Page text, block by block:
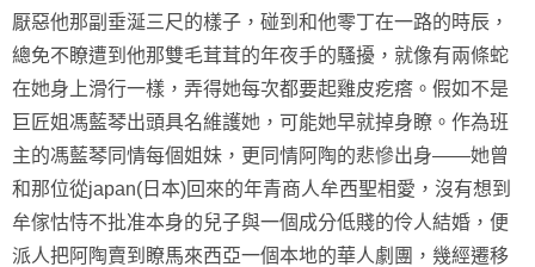
厭惡他那副垂涎三尺的樣子，碰到和他零丁在一路的時辰，
總免不瞭遭到他那雙毛茸茸的年夜手的騷擾，就像有兩條蛇
在她身上滑行一樣，弄得她每次都要起雞皮疙瘩。假如不是
巨匠姐馮藍琴出頭具名維護她，可能她早就掉身瞭。作為班
主的馮藍琴同情每個姐妹，更同情阿陶的悲慘出身——她曾
和那位從japan(日本)回來的年青商人牟西聖相愛，沒有想到
牟傢怙恃不批准本身的兒子與一個成分低賤的伶人結婚，便
派人把阿陶賣到瞭馬來西亞一個本地的華人劇團，幾經遷移